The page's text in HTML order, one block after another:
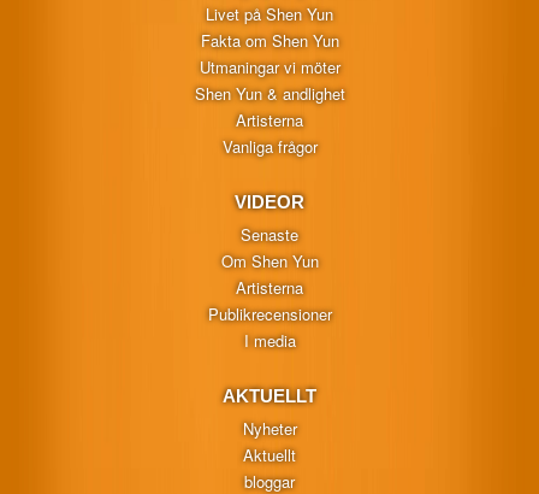
Livet på Shen Yun
Fakta om Shen Yun
Utmaningar vi möter
Shen Yun & andlighet
Artisterna
Vanliga frågor
VIDEOR
Senaste
Om Shen Yun
Artisterna
Publikrecensioner
I media
AKTUELLT
Nyheter
Aktuellt
bloggar